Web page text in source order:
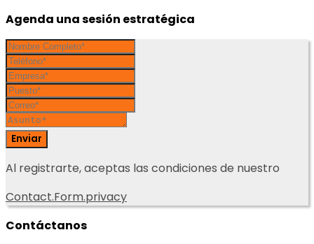
Agenda una sesión estratégica
Enviar
Al registrarte, aceptas las condiciones de nuestro
Contact.Form.privacy
Contáctanos